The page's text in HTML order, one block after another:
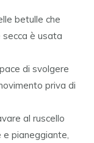
betulle che
è usata
di svolgere
priva di
al ruscello
pianeggiante,